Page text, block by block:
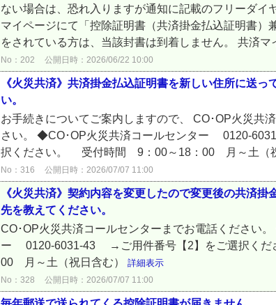
ない場合は、恐れ入りますが通知に記載のフリーダ
マイページにて「控除証明書（共済掛金払込証明書）
をされている方は、当該封書は到着しません。 共済マ
No：202 公開日時：2026/06/22 10:00
《火災共済》共済掛金払込証明書を新しい住所に送っ
い。
お手続きについてご案内しますので、 CO･OP火災共
さい。 ◆CO･OP火災共済コールセンター 0120-
択ください。 受付時間 9：00～18：00 月～土（
No：316 公開日時：2026/07/07 11:00
《火災共済》契約内容を変更したので変更後の共済
先を教えてください。
CO･OP火災共済コールセンターまでお電話ください
ー 0120-6031-43 →ご用件番号【2】をご選択く
00 月～土（祝日含む） 詳細表示
No：328 公開日時：2026/07/07 11:00